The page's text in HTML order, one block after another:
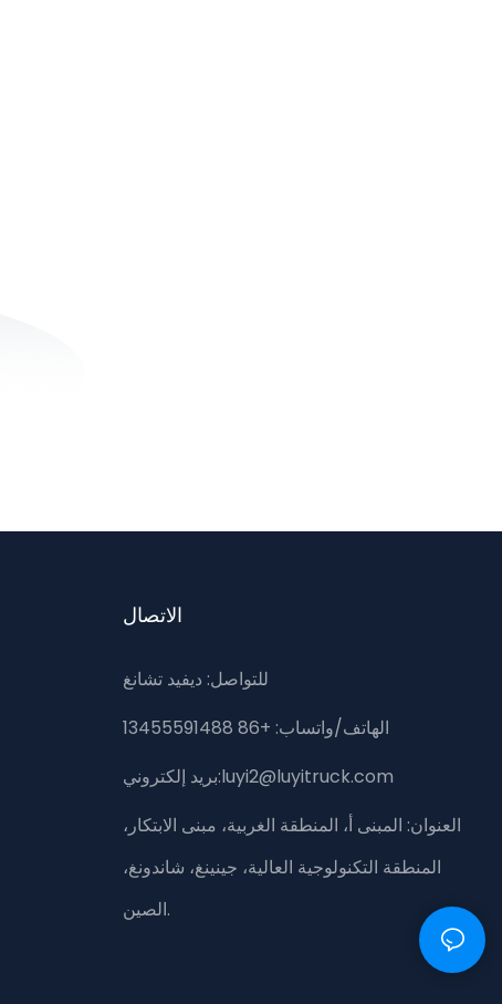
الاتصال
للتواصل: ديفيد تشانغ
الهاتف/واتساب: +86 13455591488
بريد إلكتروني:luyi2@luyitruck.com
العنوان: المبنى أ، المنطقة الغربية، مبنى الابتكار،
المنطقة التكنولوجية العالية، جينينغ، شاندونغ،
الصين.